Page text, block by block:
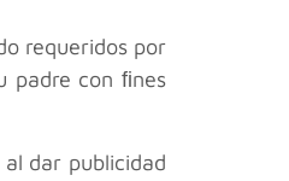
requeridos por
padre con ﬁnes
dar publicidad